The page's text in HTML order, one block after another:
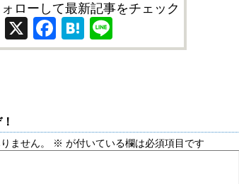
ローして最新記事をチェック
X Facebook
Hatena
ません。 ※ が付いている欄は必須項目です